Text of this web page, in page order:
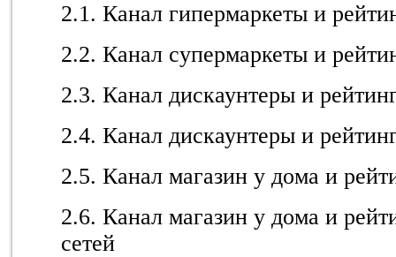
2.1. Канал гипермаркеты и
2.2. Канал супермаркеты и
2.3. Канал дискаунтеры и
2.4. Канал дискаунтеры и
2.5. Канал магазин у дома и
2.6. Канал магазин у дома и
сетей